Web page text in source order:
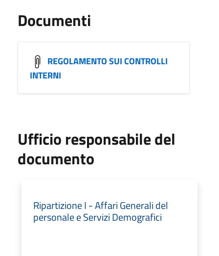
Documenti
REGOLAMENTO SUI CONTROLLI
INTERNI
Ufficio responsabile del
documento
Ripartizione I - Affari Generali del
personale e Servizi Demografici